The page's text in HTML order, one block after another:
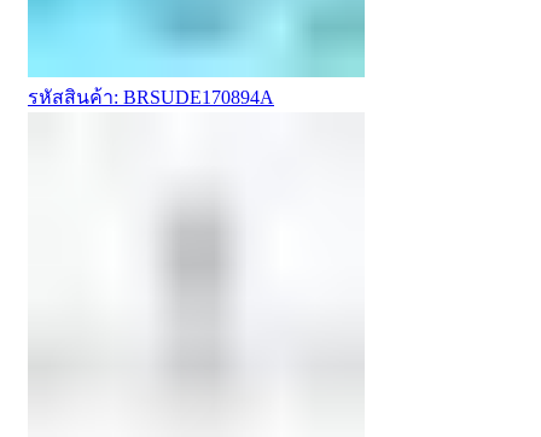
รหัสสินค้า: BRSUDE170894A